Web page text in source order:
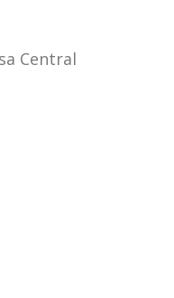
Central